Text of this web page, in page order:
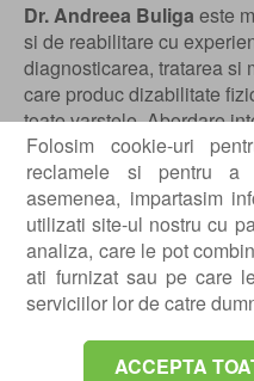
Folosim cookie-uri
reclamele si pentru a
asemenea, impartasim
utilizati site-ul nostru cu
analiza, care le pot
ati furnizat sau pe care
serviciilor lor de catre
ACCEPTA
Dr. Andreea Buliga este
si de reabilitare cu
diagnosticarea, tratarea si
care produc dizabilitate
toate varstele. Abordare
accent pe cooperarea in
mai bune rezultate.
Experienta
03/2025 – prezent-
de reabilitare, Clinica
01/2018 – 01/2025-
de reabilitare, Spitalul